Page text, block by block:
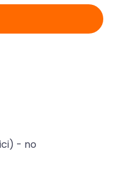
- no